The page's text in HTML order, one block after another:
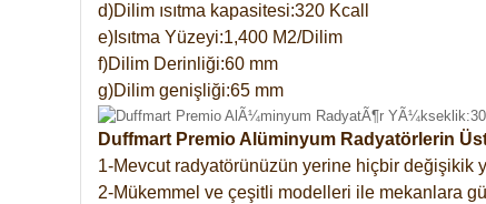
d)Dilim ısıtma kapasitesi:320 Kcall
e)Isıtma Yüzeyi:1,400 M2/Dilim
f)Dilim Derinliği:60 mm
g)Dilim genişliği:65 mm
Duffmart Premio Alüminyum Radyatörlerin
1-Mevcut radyatörünüzün yerine hiçbir değişikik
2-Mükemmel ve çeşitli modelleri ile mekanlara